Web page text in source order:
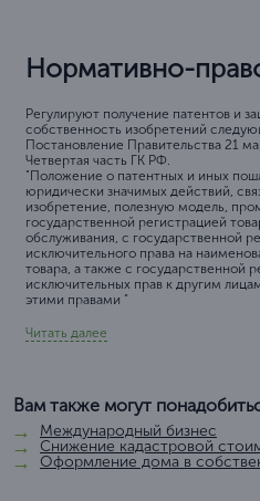
Нормативно-
Регулируют получение патентов и
собственность изобретений
Постановление Правительства 21
Четвертая часть ГК РФ.
"Положение о патентных и иных
юридически значимых действий,
изобретение, полезную модель,
государственной регистрацией
обслуживания, с государственной
исключительного права на
товара, а также с государственной
исключительных прав к другим
этими правами "
Читать далее
Вам также могут
Международный бизнес
Снижение кадастровой
Оформление дома в